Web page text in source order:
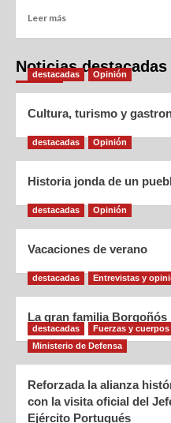
Leer más
Noticias destacadas
destacadas Opinión
Cultura, turismo y
destacadas Opinión
Historia jonda de un
destacadas Opinión
Vacaciones de verano
destacadas Entrevistas y
La gran familia Borgoñós
destacadas
Fuerzas y
Ministerio de Defensa
Reforzada la alianza
con la visita oficial del
Ejército Portugués